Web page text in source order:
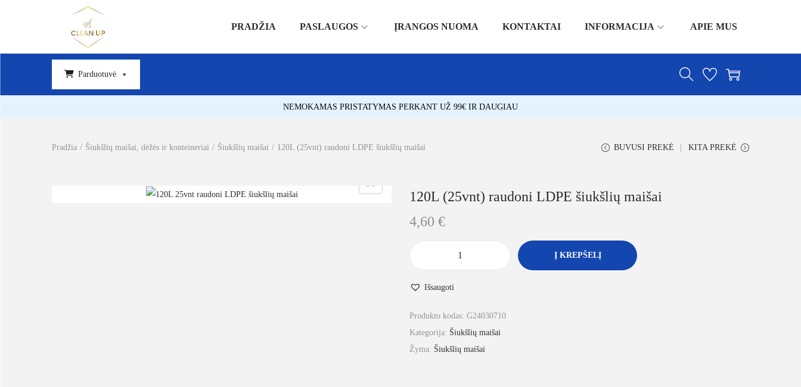
PRADŽIA PASLAUGOS ĮRANGOS NUOMA KONTAKTAI INFORMACIJA APIE MUS
Parduotuvė
NEMOKAMAS PRISTATYMAS PERKANT UŽ 99€ IR DAUGIAU
Pradžia / Šiukšlių maišai, dėžės ir konteineriai / Šiukšlių maišai / 120L (25vnt) raudoni LDPE šiukšlių maišai BUVUSI PREKĖ KITA PREKĖ
120L (25vnt) raudoni LDPE šiukšlių maišai
4,60 €
Į KREPŠELĮ
Išsaugoti
Produkto kodas: G24030710
Kategorija: Šiukšlių maišai
Žyma: Šiukšlių maišai